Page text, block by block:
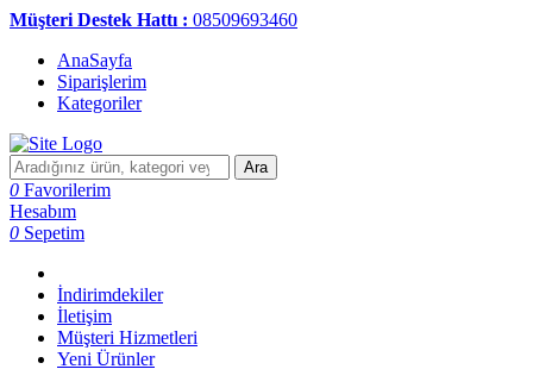
Müşteri Destek Hattı : 08509693460
AnaSayfa
Siparişlerim
Kategoriler
Ara
0 Favorilerim
Hesabım
0 Sepetim
İndirimdekiler
İletişim
Müşteri Hizmetleri
Yeni Ürünler